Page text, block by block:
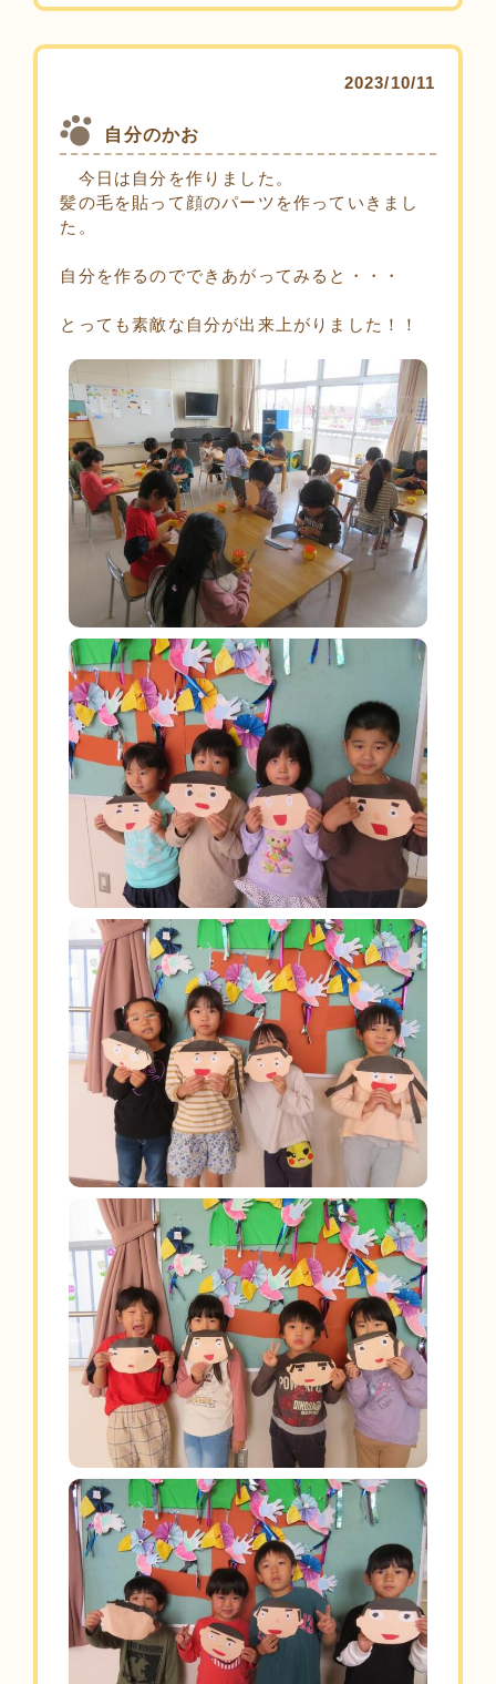
2023/10/11
自分のかお
今日は自分を作りました。
髪の毛を貼って顔のパーツを作っていきまし
た。
自分を作るのでできあがってみると・・・
とっても素敵な自分が出来上がりました！！